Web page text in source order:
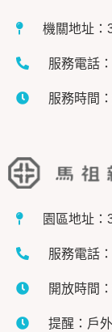
機關地址：
服務電話
服務時間
園區地址
服務電話
開放時間
提醒：戶